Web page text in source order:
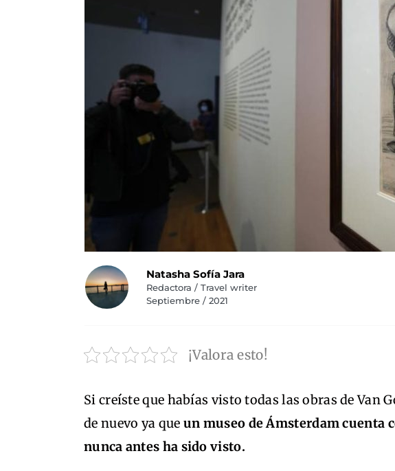
Natasha Sofía Jara
Redactora / Travel writer
Septiembre / 2021
¡Valora esto!
Si creíste que habías visto todas las obras de Van
de nuevo ya que un museo de Ámsterdam cuenta
nunca antes ha sido visto.